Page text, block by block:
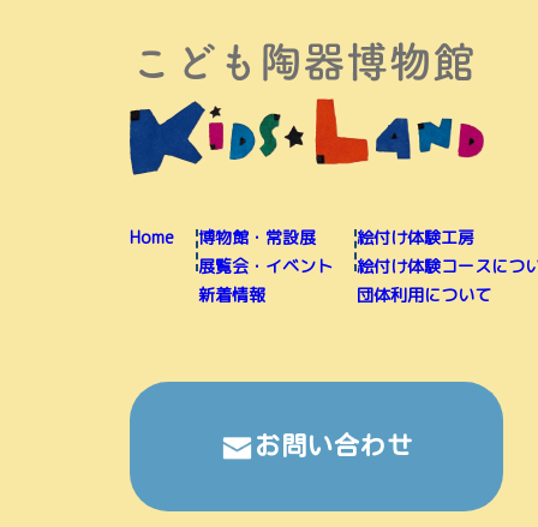
Home
博物館・常設展
展覧会・イベント
新着情報
絵付け体験工房
絵付け体験コースにつ
団体利用について
お問い合わせ